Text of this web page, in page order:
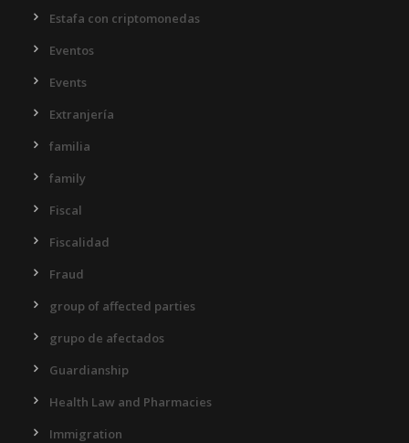
Estafa con criptomonedas
Eventos
Events
Extranjería
familia
family
Fiscal
Fiscalidad
Fraud
group of affected parties
grupo de afectados
Guardianship
Health Law and Pharmacies
Immigration